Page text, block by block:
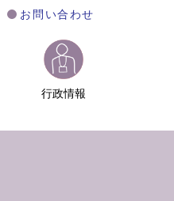
お問い合わせ
行政情報